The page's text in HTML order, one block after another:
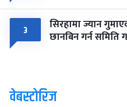
३ सिरहामा ज्यान
छानबिन गर्न समिति
वेबस्टोरिज